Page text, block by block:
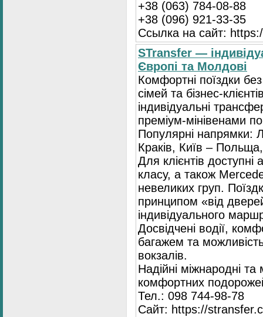
+38 (063) 784-08-88
+38 (096) 921-33-35
Ссылка на сайт:
STransfer —
Європі та Молдові
Комфортні поїздки
сімей та бізнес-
індивідуальні
преміум-мінівенами
Популярні напрямки:
Краків, Київ –
Для клієнтів
класу, а також
невеликих груп.
принципом «від
індивідуального
Досвідчені водії,
багажем та
вокзалів.
Надійні міжнародні
комфортних
Тел.: 098 744-98-78
Сайт: https://